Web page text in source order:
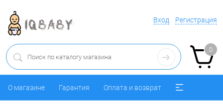
Вход Регистрация
0
О магазине Гарантия Оплата и возврат